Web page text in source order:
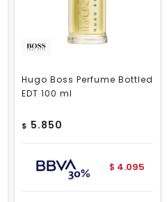
Hugo Boss Perfume Bottled
EDT 100 ml
$ 5.850
$ 4.095